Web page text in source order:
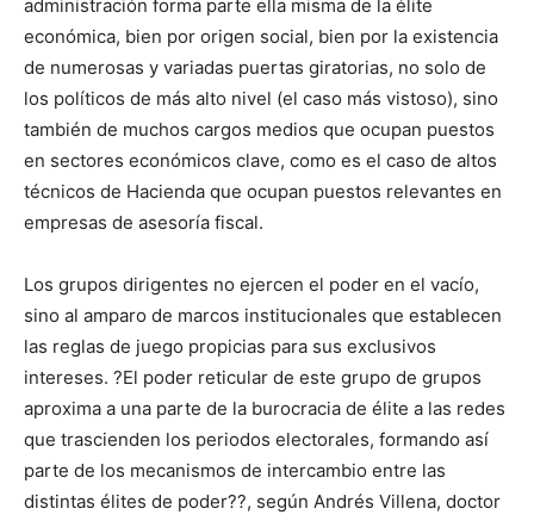
administración forma parte ella misma de la élite
económica, bien por origen social, bien por la existencia
de numerosas y variadas puertas giratorias, no solo de
los políticos de más alto nivel (el caso más vistoso), sino
también de muchos cargos medios que ocupan puestos
en sectores económicos clave, como es el caso de altos
técnicos de Hacienda que ocupan puestos relevantes en
empresas de asesoría fiscal.
Los grupos dirigentes no ejercen el poder en el vacío,
sino al amparo de marcos institucionales que establecen
las reglas de juego propicias para sus exclusivos
intereses. ?El poder reticular de este grupo de grupos
aproxima a una parte de la burocracia de élite a las redes
que trascienden los periodos electorales, formando así
parte de los mecanismos de intercambio entre las
distintas élites de poder??, según Andrés Villena, doctor